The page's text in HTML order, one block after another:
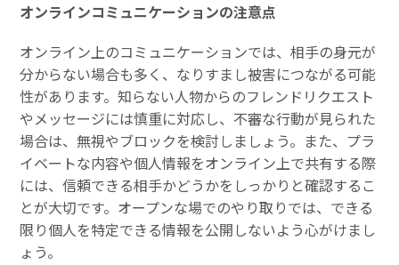
オンラインコミュニケーションの注意点
オンライン上のコミュニケーションでは、相手の身元が
分からない場合も多く、なりすまし被害につながる可能
性があります。知らない人物からのフレンドリクエスト
やメッセージには慎重に対応し、不審な行動が見られた
場合は、無視やブロックを検討しましょう。また、プラ
イベートな内容や個人情報をオンライン上で共有する際
には、信頼できる相手かどうかをしっかりと確認するこ
とが大切です。オープンな場でのやり取りでは、できる
限り個人を特定できる情報を公開しないよう心がけまし
ょう。